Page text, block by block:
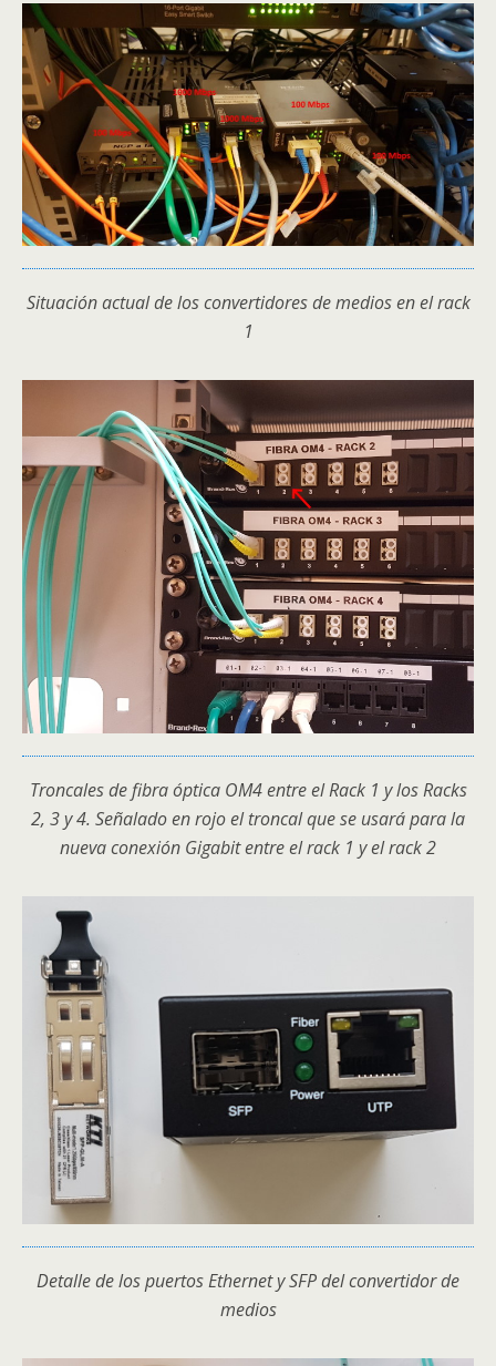
Situación actual de los convertidores de medios en el rack
1
Troncales de fibra óptica OM4 entre el Rack 1 y los Racks
2, 3 y 4. Señalado en rojo el troncal que se usará para la
nueva conexión Gigabit entre el rack 1 y el rack 2
Detalle de los puertos Ethernet y SFP del convertidor de
medios